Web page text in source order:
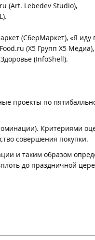
(Art. Lebedev Studio),
(СберМаркет), «Я иду
(X5 Групп X5
(InfoShell).
проекты по
Критериями
совершения покупки.
и таким образом
до праздничной